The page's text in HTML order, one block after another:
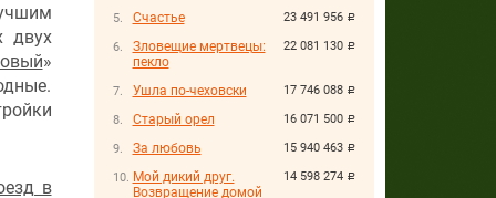
23 491 956 руб.
Счастье
22 081 130 руб.
Зловещие мертвецы:
пекло
17 746 088 руб.
Ушла по-чеховски
16 071 500 руб.
Старый орел
15 940 463 руб.
За любовь
14 598 274 руб.
Мой дикий друг.
Возвращение домой
двух
»
в